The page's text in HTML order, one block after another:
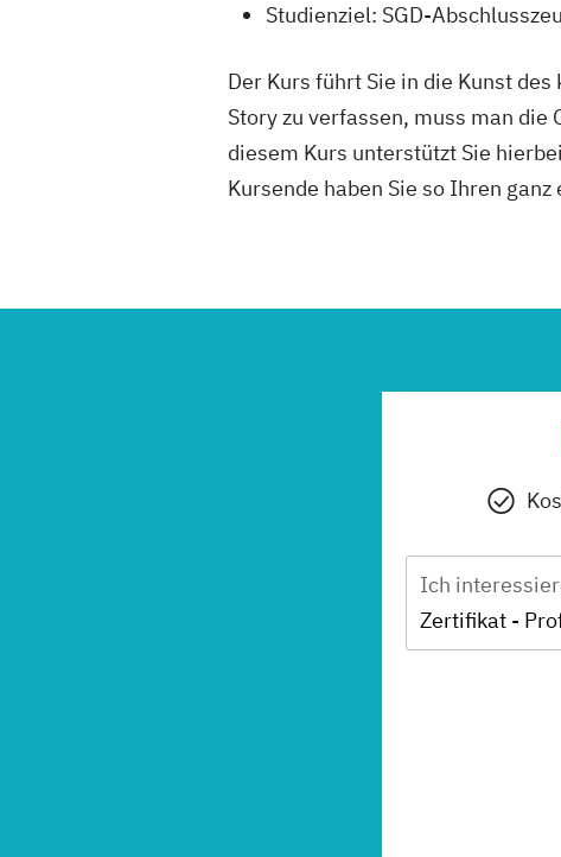
Studienziel: SGD-
Der Kurs führt Sie in die Kunst
Story zu verfassen, muss man
diesem Kurs unterstützt Sie
Kursende haben Sie so Ihren
Ich